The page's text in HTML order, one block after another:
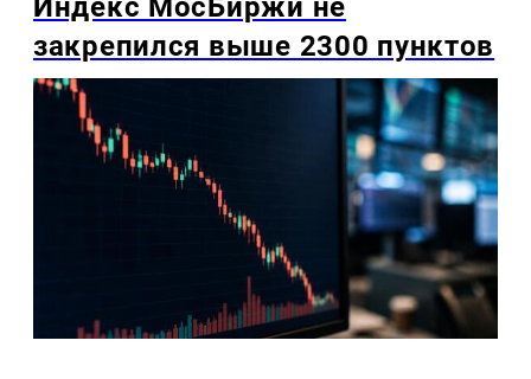
закрепился выше 2300 пунктов